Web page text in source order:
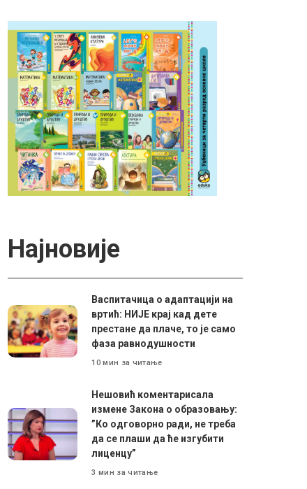
Најновије
Васпитачица о адаптацији на
вртић: НИЈЕ крај кад дете
престане да плаче, то је само
фаза равнодушности
10 мин за читање
Нешовић коментарисала
измене Закона о образовању:
”Ко одговорно ради, не треба
да се плаши да ће изгубити
лиценцу”
3 мин за читање